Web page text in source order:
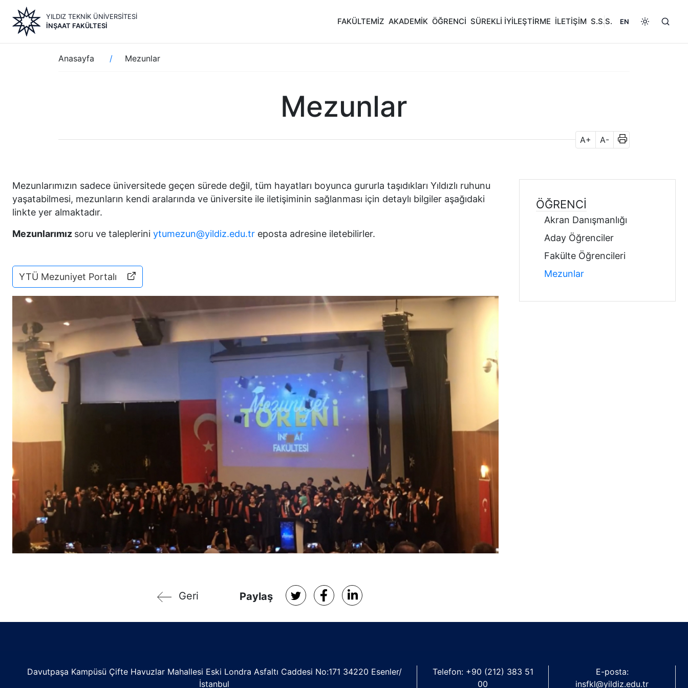
içeriğe
YILDIZ TEKNİK ÜNİVERSİTESİ
İNŞAAT FAKÜLTESİ
FAKÜLTEMİZ AKADEMİK ÖĞRENCİ SÜREKLİ İYİLEŞTİRME İLETİŞİM S.S.S. EN
Sayfa
yolu
Anasayfa Mezunlar
Mezunlar
A+ A-
Mezunlarımızın sadece üniversitede geçen sürede değil, tüm hayatları boyunca gururla taşıdıkları Yıldızlı ruhunu
yaşatabilmesi, mezunların kendi aralarında ve üniversite ile iletişiminin sağlanması için detaylı bilgiler aşağıdaki
linkte yer almaktadır.
Mezunlarımız soru ve taleplerini ytumezun@yildiz.edu.tr eposta adresine iletebilirler.
YTÜ Mezuniyet Portalı
Geri Paylaş
ÖĞRENCİ
Akran Danışmanlığı
Aday Öğrenciler
Fakülte Öğrencileri
Mezunlar
Davutpaşa Kampüsü Çifte Havuzlar Mahallesi Eski Londra Asfaltı Caddesi No:171 34220 Esenler/
İstanbul
Telefon: +90 (212) 383 51
00
E-posta:
insfkl@yildiz.edu.tr